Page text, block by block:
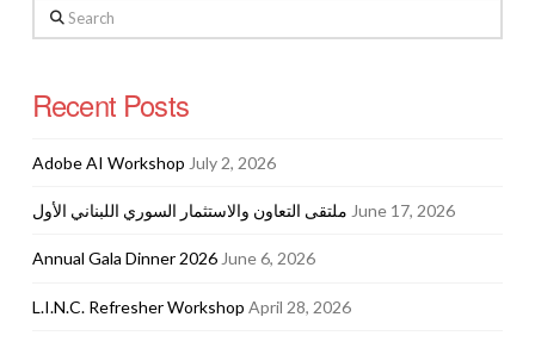
Search
Recent Posts
Adobe AI Workshop July 2, 2026
ملتقى التعاون والاستثمار السوري اللبناني الأول June 17, 2026
Annual Gala Dinner 2026June 6, 2026
L.I.N.C. Refresher Workshop April 28, 2026